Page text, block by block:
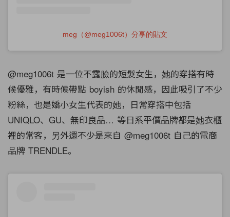
meg（@meg1006t）分享的貼文
@meg1006t 是一位不露臉的短髮女生，她的穿搭有時
候優雅，有時候帶點 boyish 的休閒感，因此吸引了不少
粉絲，也是嬌小女生代表的她，日常穿搭中包括
UNIQLO、GU、無印良品… 等日系平價品牌都是她衣櫃
裡的常客，另外還不少是來自 @meg1006t 自己的電商
品牌 TRENDLE。